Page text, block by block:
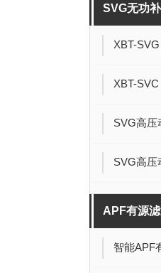
SVG无功
XBT-SVG 静止
XBT-SVC 磁控电抗器
SVG高压动
SVG高压动
APF有源
智能APF